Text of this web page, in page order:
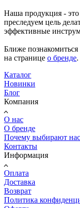
Наша продукция -
преследуем цель
эффективные
Ближе
на странице о бренде.
Каталог
Новинки
Блог
Компания
О нас
О бренде
Почему выбирают нас
Контакты
Информация
Оплата
Доставка
Возврат
Политика